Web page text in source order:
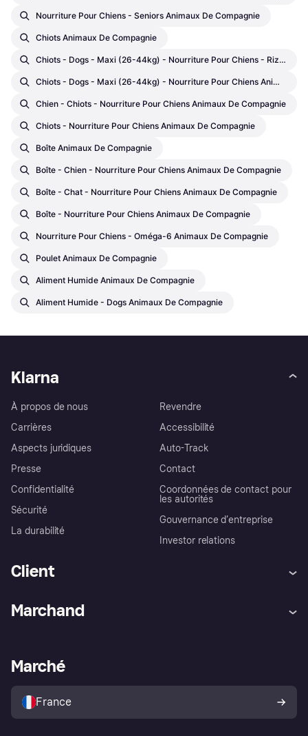
Nourriture Pour Chiens - Seniors Animaux De Compagnie
Chiots Animaux De Compagnie
Chiots - Dogs - Maxi (26-44kg) - Nourriture Pour Chiens - Riz Animaux De Compagnie
Chiots - Dogs - Maxi (26-44kg) - Nourriture Pour Chiens Animaux De Compagnie
Chien - Chiots - Nourriture Pour Chiens Animaux De Compagnie
Chiots - Nourriture Pour Chiens Animaux De Compagnie
Boîte Animaux De Compagnie
Boîte - Chien - Nourriture Pour Chiens Animaux De Compagnie
Boîte - Chat - Nourriture Pour Chiens Animaux De Compagnie
Boîte - Nourriture Pour Chiens Animaux De Compagnie
Nourriture Pour Chiens - Oméga-6 Animaux De Compagnie
Poulet Animaux De Compagnie
Aliment Humide Animaux De Compagnie
Aliment Humide - Dogs Animaux De Compagnie
Klarna
À propos de nous
Carrières
Aspects juridiques
Presse
Confidentialité
Sécurité
La durabilité
Revendre
Accessibilité
Auto-Track
Contact
Coordonnées de contact pour
les autorités
Gouvernance d’entreprise
Investor relations
Client
Explorez les magasins
Politique de protection de
l’acheteur Klarna
Marchand
Portail Marchand
Marché
France